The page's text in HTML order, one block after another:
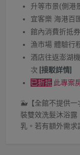
升等市景(側港
宜客樂 海港百
館內消費折抵券
漁市場 體驗行
酒店往返澎湖
次 [接駁詳情]
已折抵 此專案
🐳【全館不提供
裝雙效洗髮沐浴
乳。若有額外需